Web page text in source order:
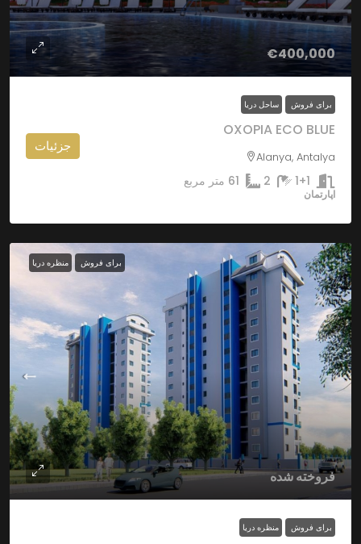
€400,000
برای فروش ساحل دریا
OXOPIA ECO BLUE
Alanya, Antalya
1+1
2
61 متر مربع
اپارتمان
جزئیات
برای فروش منظره دریا
فروخته شده
برای فروش منظره دریا